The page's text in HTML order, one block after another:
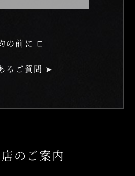
の前に
るご質問
のご案内